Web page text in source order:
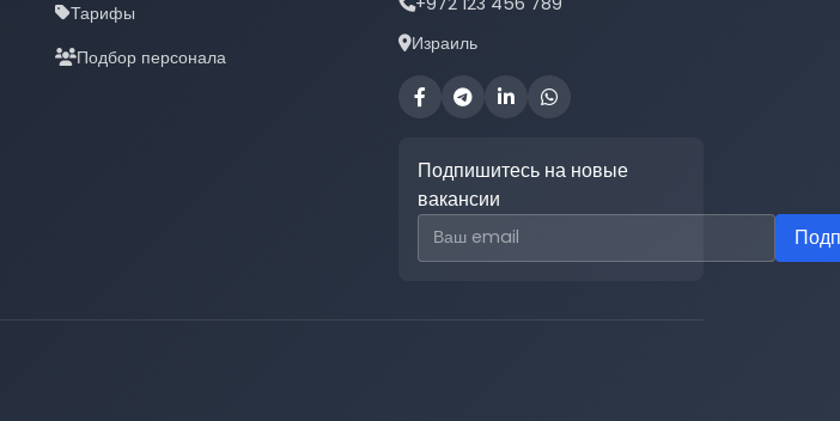
Тарифы
Подбор персонала
Израиль
Подпишитесь на новые
вакансии
Email для подписки